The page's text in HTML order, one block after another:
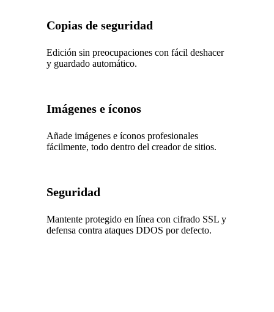
Copias de seguridad
Edición sin preocupaciones con fácil deshacer
y guardado automático.
Imágenes e íconos
Añade imágenes e íconos profesionales
fácilmente, todo dentro del creador de sitios.
Seguridad
Mantente protegido en línea con cifrado SSL y
defensa contra ataques DDOS por defecto.